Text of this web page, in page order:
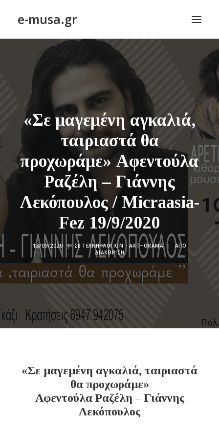
e-musa.gr
ΑΡΧΙΚΗ
ΠΟΙΗΣΗ – POETRY
ΠΕΖΟΓΡΑΦΙΑ – PROSE
ΤΕΧΝΗ~ΛΟΓΙΟΝ – ART~ORAMA
ΑΠΟΔΕΛΤΙΩΣΗ
ΣΥΝΤΑΚΤΙΚΗ ΟΜΑΔΑ
ΕΠΙΚΟΙΝΩΝΙΑ
«Σε μαγεμένη αγκαλιά,
ταιριαστά θα
προχωράμε» Αφεντούλα
Ραζέλη – Γιάννης
Λεκόπουλος / Micraasia-
Fez 19/9/2020
13/09/2020 | ΣΕ ΤΕΧΝΗ~ΛΌΓΙΟΝ - ART~ORAMA |
ΑΠΌ
ΔΙΑΧΕΊΡΙΣΗ
«Σε μαγεμένη αγκαλιά, ταιριαστά
θα προχωράμε»
Αφεντούλα Ραζέλη – Γιάννης
Λεκόπουλος